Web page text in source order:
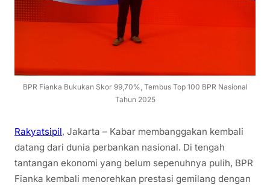
BPR Fianka Bukukan Skor 99,70%, Tembus Top 100 BPR Nasional
Tahun 2025
Rakyatsipil, Jakarta – Kabar membanggakan kembali
datang dari dunia perbankan nasional. Di tengah
tantangan ekonomi yang belum sepenuhnya pulih, BPR
Fianka kembali menorehkan prestasi gemilang dengan